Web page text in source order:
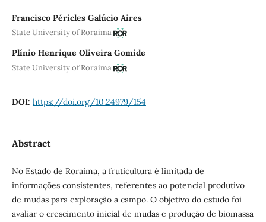
Francisco Péricles Galúcio Aires
State University of Roraima
Plínio Henrique Oliveira Gomide
State University of Roraima
DOI: https://doi.org/10.24979/154
Abstract
No Estado de Roraima, a fruticultura é limitada de
informações consistentes, referentes ao potencial produtivo
de mudas para exploração a campo. O objetivo do estudo foi
avaliar o crescimento inicial de mudas e produção de biomassa